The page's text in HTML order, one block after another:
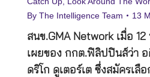
By The Intelligence Team 13
สนข.GMA Network เมื่อ
เผยของ กกต.ฟิลิปปินส์ว่า
ดริโก ดูเตอร์เต ซึ่งสมัครเลื